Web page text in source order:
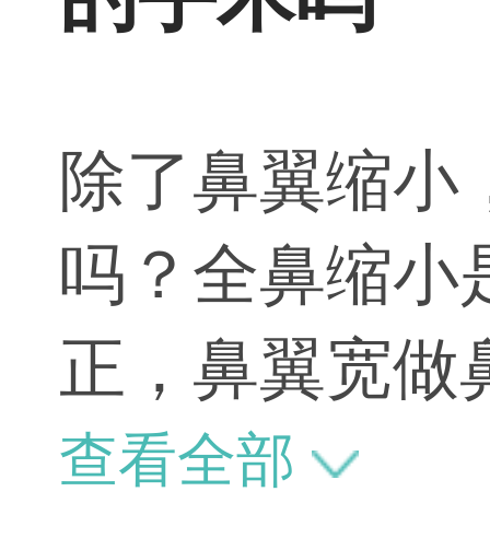
除了鼻翼缩小
吗？全鼻缩小
正，鼻翼宽做
这些项目做了
查看全部